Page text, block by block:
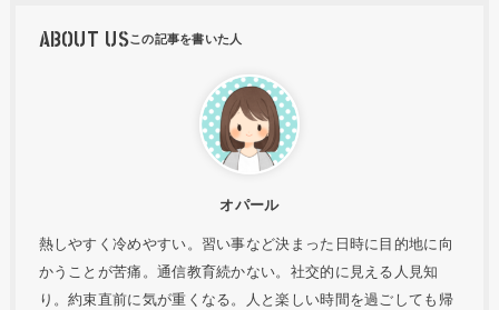
ABOUT US
オパール
熱しやすく冷めやすい。習い事など決まった日時に目的地に向
かうことが苦痛。通信教育続かない。社交的に見える人見知
り。約束直前に気が重くなる。人と楽しい時間を過ごしても帰